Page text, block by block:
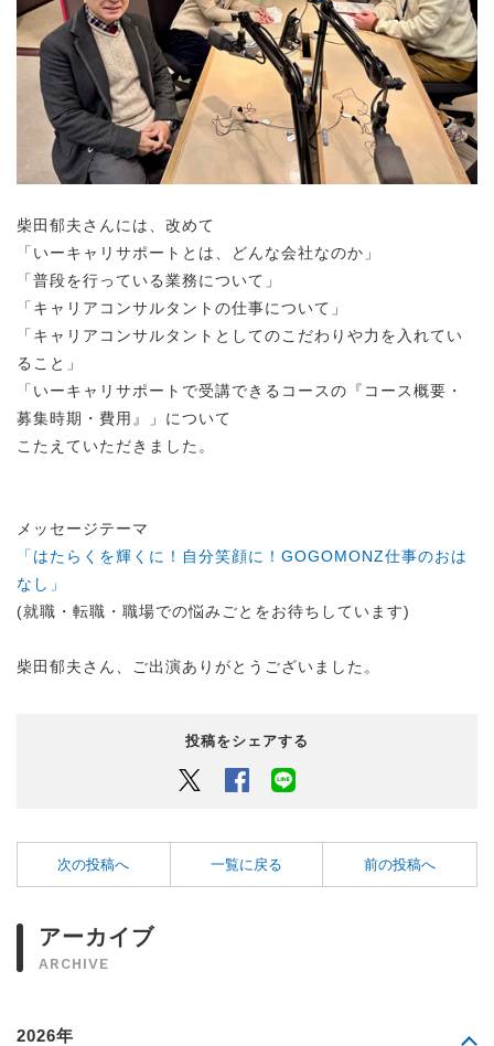
柴田郁夫さんには、改めて
「いーキャリサポートとは、どんな会社なのか」
「普段を行っている業務について」
「キャリアコンサルタントの仕事について」
「キャリアコンサルタントとしてのこだわりや力を入れてい
ること」
「いーキャリサポートで受講できるコースの『コース概要・
募集時期・費用』」について
こたえていただきました。
メッセージテーマ
「はたらくを輝くに！自分笑顔に！GOGOMONZ仕事のおは
なし」
(就職・転職・職場での悩みごとをお待ちしています)
柴田郁夫さん、ご出演ありがとうございました。
投稿をシェアする
Twitter Facebook
次の投稿へ 一覧に戻る 前の投稿へ
アーカイブ
ARCHIVE
2026年